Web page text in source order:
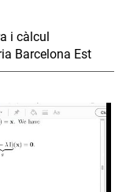
i càlcul
Barcelona Est